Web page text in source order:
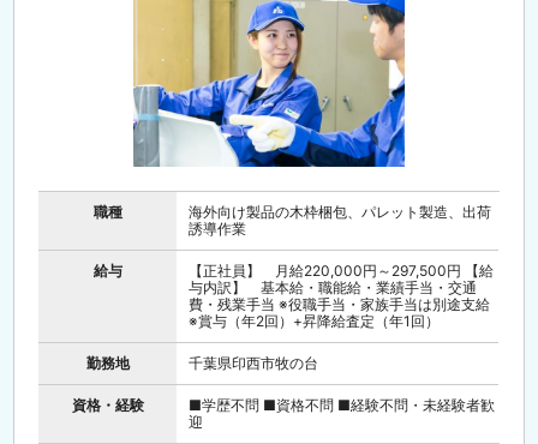
職種
海外向け製品の木枠梱包、パレット製造、出荷
誘導作業
給与
【正社員】 月給220,000円～297,500円 【給
与内訳】 基本給・職能給・業績手当・交通
費・残業手当 ※役職手当・家族手当は別途支給
※賞与（年2回）+昇降給査定（年1回）
勤務地 千葉県印西市牧の台
資格・経験
■学歴不問 ■資格不問 ■経験不問・未経験者歓
迎